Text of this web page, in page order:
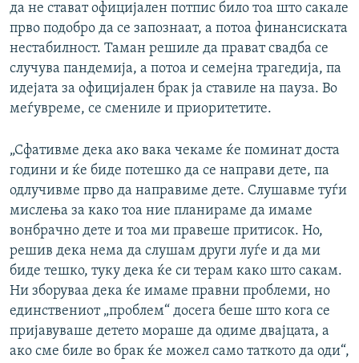
да не стават официјален потпис билo тоа што сакале
прво подобро да се запознаат, а потоа финансиската
нестабилност. Таман решиле да прават свадба се
случува пандемија, а потоа и семејна трагедија, па
идејата за официјален брак ја ставиле на пауза. Во
меѓувреме, се смениле и приоритетите.
„Сфативме дека ако вака чекаме ќе поминат доста
години и ќе биде потешко да се направи дете, па
одлучивме прво да направиме дете. Слушавме туѓи
мислења за како тоа ние планираме да имаме
вонбрачно дете и тоа ми правеше притисок. Но,
решив дека нема да слушам други луѓе и да ми
биде тешко, туку дека ќе си терам како што сакам.
Ни зборуваа дека ќе имаме правни проблеми, но
единствениот „проблем“ досега беше што кога се
пријавуваше детето мораше да одиме двајцата, а
ако сме биле во брак ќе можел само таткото да оди“,